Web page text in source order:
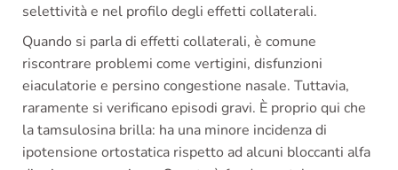
selettività e nel profilo degli effetti collaterali.
Quando si parla di effetti collaterali, è comune
riscontrare problemi come vertigini, disfunzioni
eiaculatorie e persino congestione nasale. Tuttavia,
raramente si verificano episodi gravi. È proprio qui che
la tamsulosina brilla: ha una minore incidenza di
ipotensione ortostatica rispetto ad alcuni bloccanti alfa